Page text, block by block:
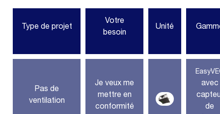
Type de projet
Votre
besoin
Unité
Pas de
ventilation
Je veux me
mettre en
conformité
avec
de